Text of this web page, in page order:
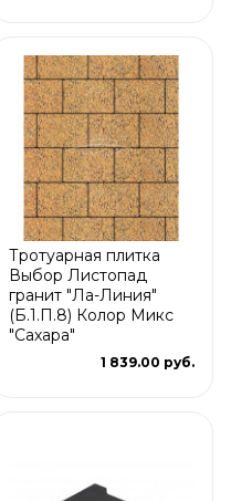
Тротуарная плитка
Выбор Листопад
гранит "Ла-Линия"
(Б.1.П.8) Колор Микс
"Сахара"
1 839.00 руб.